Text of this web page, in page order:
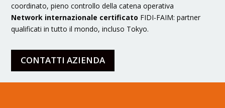
coordinato, pieno controllo della catena operativa
Network internazionale certificato FIDI-FAIM: partner
qualificati in tutto il mondo, incluso Tokyo.
CONTATTI AZIENDA